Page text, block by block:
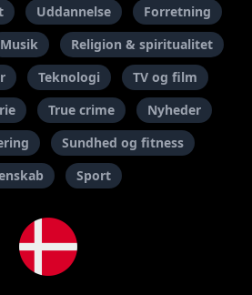
Uddannelse
Forretning
Musik
Religion & spiritualitet
Teknologi
TV og film
True crime
Nyheder
Sundhed og fitness
Sport